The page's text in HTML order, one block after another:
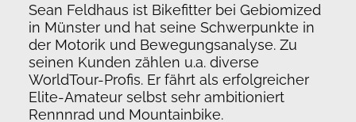
Sean Feldhaus ist Bikefitter bei Gebiomized
in Münster und hat seine Schwerpunkte in
der Motorik und Bewegungsanalyse. Zu
seinen Kunden zählen u.a. diverse
WorldTour-Profis. Er fährt als erfolgreicher
Elite-Amateur selbst sehr ambitioniert
Rennnrad und Mountainbike.